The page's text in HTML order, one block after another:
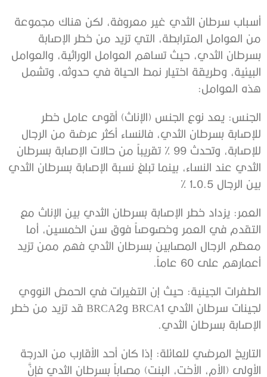
أسباب سرطان الثدي غير معروفة، لكن هناك مجموعة
من العوامل المترابطة، التي تزيد من خطر الإصابة
بسرطان الثدي، حيث تساهم العوامل الوراثية، والعوامل
البيئية، وطريقة اختيار نمط الحياة في حدوثه، وتشمل
هذه العوامل:
الجنس: يعد نوع الجنس (الإناث) أقوى عامل خطر
للإصابة بسرطان الثدي، فالنساء أكثر عرضة من الرجال
للإصابة، وتحدث 99 % تقريباً من حالات الإصابة بسرطان
الثدي عند النساء، بينما تبلغ نسبة الإصابة بسرطان الثدي
بين الرجال 0.5-1 %
العمر: يزداد خطر الإصابة بسرطان الثدي بين الإناث مع
التقدم في العمر وخصوصاً فوق سن الخمسين، أما
معظم الرجال المصابين بسرطان الثدي فهم ممن تزيد
أعمارهم على 60 عاماً.
الطفرات الجينية: حيث إن التغيرات في الحمض النووي
لجينات سرطان الثدي BRCA1 وBRCA2 قد تزيد من خطر
الإصابة بسرطان الثدي.
التاريخ المرضي للعائلة: إذا كان أحد الأقارب من الدرجة
الأولى (الأم، الأخت، البنت) مصاباً بسرطان الثدي فإنَّ